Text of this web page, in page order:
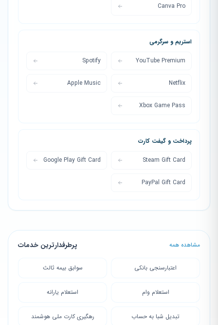
Canva Pro
استریم و سرگرمی
YouTube Premium
Spotify
Netflix
Apple Music
Xbox Game Pass
پرداخت و گیفت کارت
Steam Gift Card
Google Play Gift Card
PayPal Gift Card
مشاهده همه پرطرفدارترین خدمات
اعتبارسنجی بانکی سوابق بیمه ثالث
استعلام وام استعلام یارانه
تبدیل شبا به حساب رهگیری کارت ملی هوشمند